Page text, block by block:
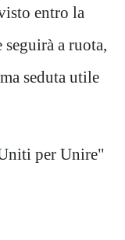
entro la
a ruota,
seduta utile
per Unire"